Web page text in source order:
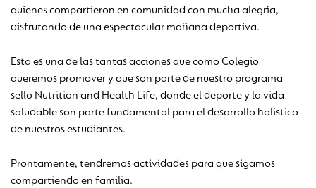
quienes compartieron en comunidad con mucha alegría,
disfrutando de una espectacular mañana deportiva.
Esta es una de las tantas acciones que como Colegio
queremos promover y que son parte de nuestro programa
sello Nutrition and Health Life, donde el deporte y la vida
saludable son parte fundamental para el desarrollo holístico
de nuestros estudiantes.
Prontamente, tendremos actividades para que sigamos
compartiendo en familia.